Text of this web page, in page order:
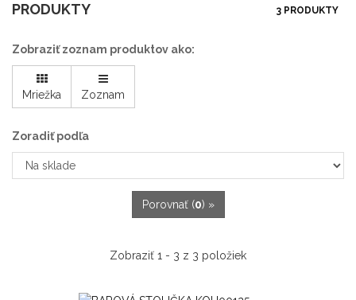
PRODUKTY 3 PRODUKTY
Zobraziť zoznam produktov ako:
Mriežka Zoznam
Zoradiť podľa
Porovnať (0) »
Zobraziť 1 - 3 z 3 položiek